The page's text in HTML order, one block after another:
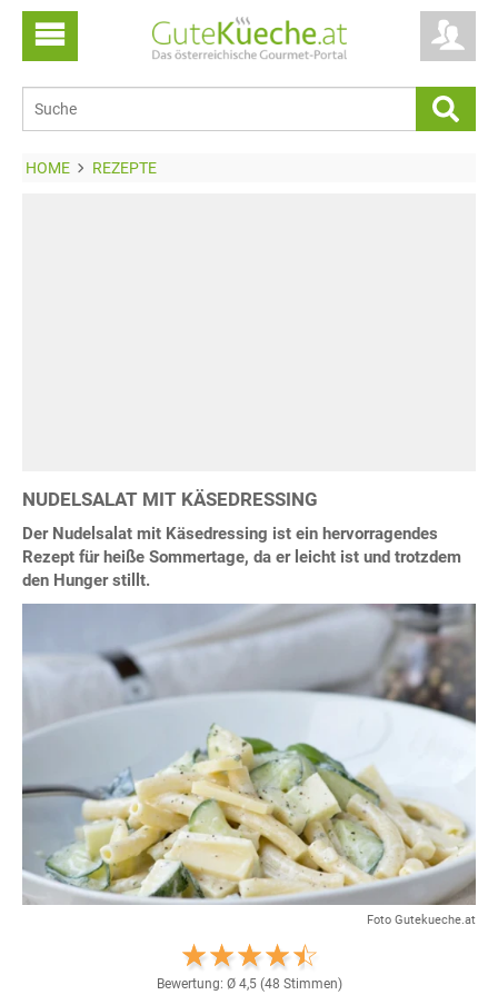
HOME REZEPTE
NUDELSALAT MIT KÄSEDRESSING
Der Nudelsalat mit Käsedressing ist ein hervorragendes
Rezept für heiße Sommertage, da er leicht ist und trotzdem
den Hunger stillt.
Foto Gutekueche.at
Bewertung: Ø 4,5(48 Stimmen)